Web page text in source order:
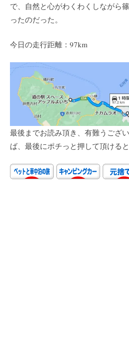
で、自然と心がわくわくしながら
ったのだった。
今日の走行距離：97km
最後までお読み頂き、有難うござ
ば、最後にポチっと押して頂ける